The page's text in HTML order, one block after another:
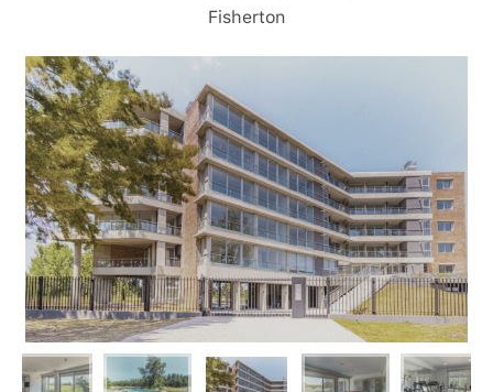
Fisherton